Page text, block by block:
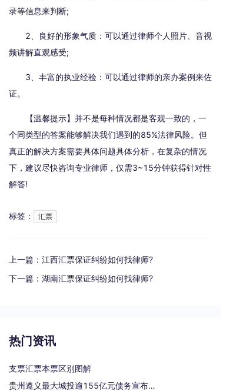
录等信息来判断;
2、良好的形象气质：可以通过律师个人照片、音视
频讲解直观感受;
3、丰富的执业经验：可以通过律师的亲办案例来佐
证。
【温馨提示】并不是每种情况都是客观一致的，一
个同类型的答案能够解决我们遇到的85%法律风险。但
真正的解决方案需要具体问题具体分析，在复杂的情况
下，建议尽快咨询专业律师，仅需3~15分钟获得针对性
解答!
标签： 汇票
上一篇： 江西汇票保证纠纷如何找律师?
下一篇： 湖南汇票保证纠纷如何找律师?
热门资讯
支票汇票本票区别图解
贵州遵义最大城投逾155亿元债务宣布重组